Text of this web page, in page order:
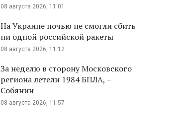
08 августа 2026, 11:01
На Украине ночью не смогли сбить
ни одной российской ракеты
08 августа 2026, 11:12
За неделю в сторону Московского
региона летели 1984 БПЛА, –
Собянин
08 августа 2026, 11:57